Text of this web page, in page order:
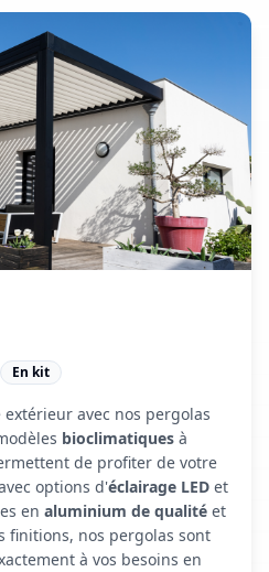
En kit
avec nos pergolas
bioclimatiques à
de profiter de votre
options d'éclairage LED et
en aluminium de qualité et
finitions, nos pergolas sont
à vos besoins en